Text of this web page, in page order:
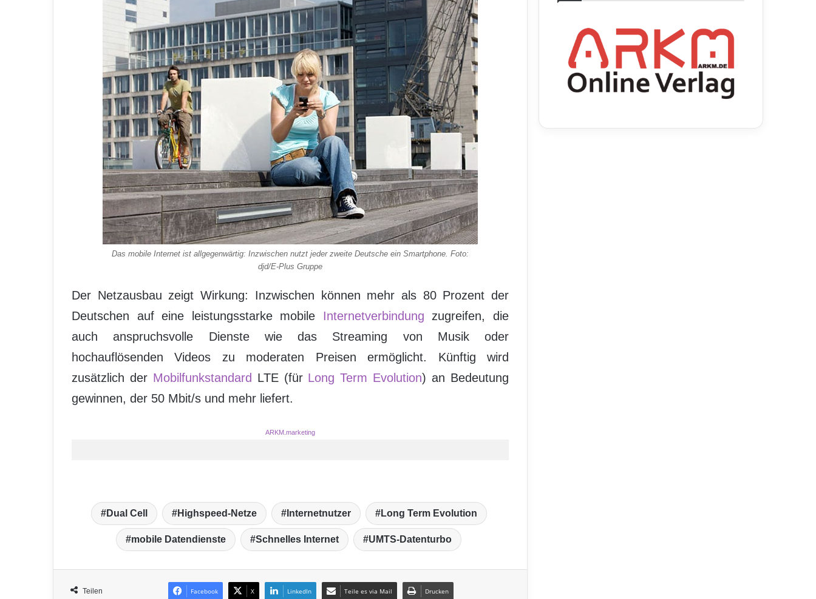
Das mobile Internet ist allgegenwärtig: Inzwischen nutzt jeder zweite Deutsche ein Smartphone. Foto:
djd/E-Plus Gruppe
Der Netzausbau zeigt Wirkung: Inzwischen können mehr als 80 Prozent der
Deutschen auf eine leistungsstarke mobile Internetverbindung zugreifen, die
auch anspruchsvolle Dienste wie das Streaming von Musik oder
hochauflösenden Videos zu moderaten Preisen ermöglicht. Künftig wird
zusätzlich der Mobilfunkstandard LTE (für Long Term Evolution) an Bedeutung
gewinnen, der 50 Mbit/s und mehr liefert.
ARKM.marketing
Dual Cell Highspeed-Netze Internetnutzer Long Term Evolution
mobile Datendienste Schnelles Internet UMTS-Datenturbo
Teilen Facebook X LinkedIn Teile es via Mail Drucken